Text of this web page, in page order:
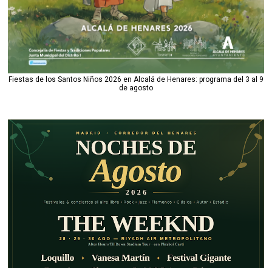
Fiestas de los Santos Niños 2026 en Alcalá de Henares: programa del 3 al 9
de agosto